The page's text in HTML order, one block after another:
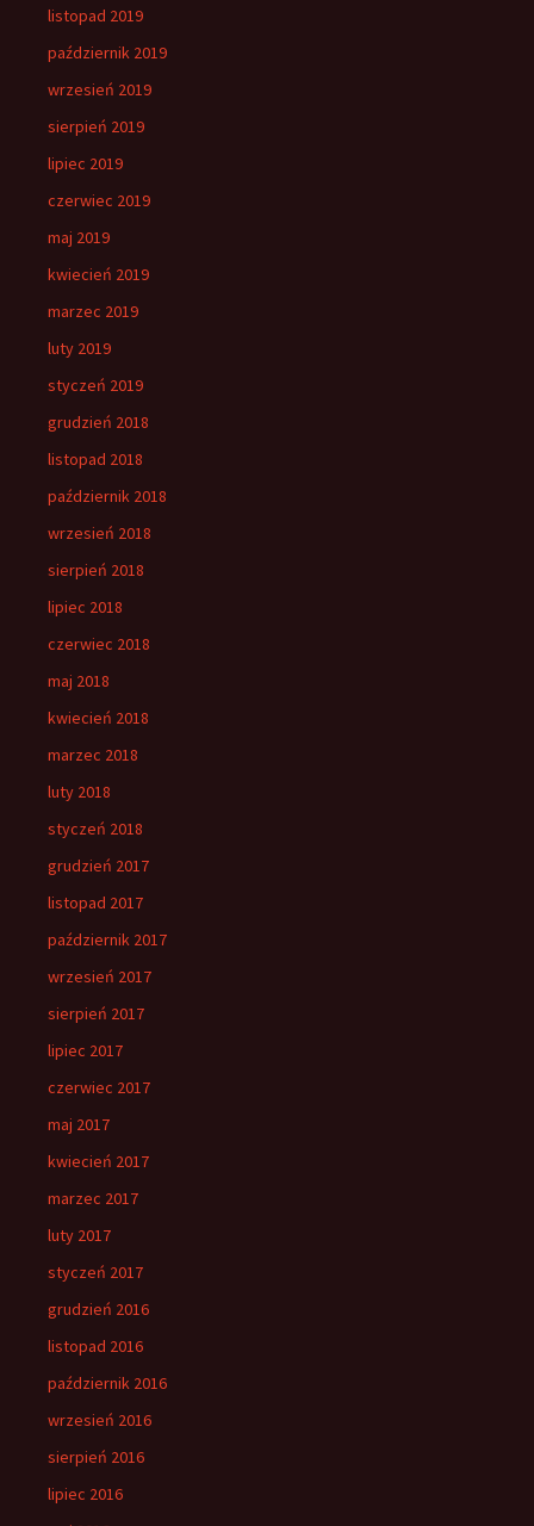
listopad 2019
październik 2019
wrzesień 2019
sierpień 2019
lipiec 2019
czerwiec 2019
maj 2019
kwiecień 2019
marzec 2019
luty 2019
styczeń 2019
grudzień 2018
listopad 2018
październik 2018
wrzesień 2018
sierpień 2018
lipiec 2018
czerwiec 2018
maj 2018
kwiecień 2018
marzec 2018
luty 2018
styczeń 2018
grudzień 2017
listopad 2017
październik 2017
wrzesień 2017
sierpień 2017
lipiec 2017
czerwiec 2017
maj 2017
kwiecień 2017
marzec 2017
luty 2017
styczeń 2017
grudzień 2016
listopad 2016
październik 2016
wrzesień 2016
sierpień 2016
lipiec 2016